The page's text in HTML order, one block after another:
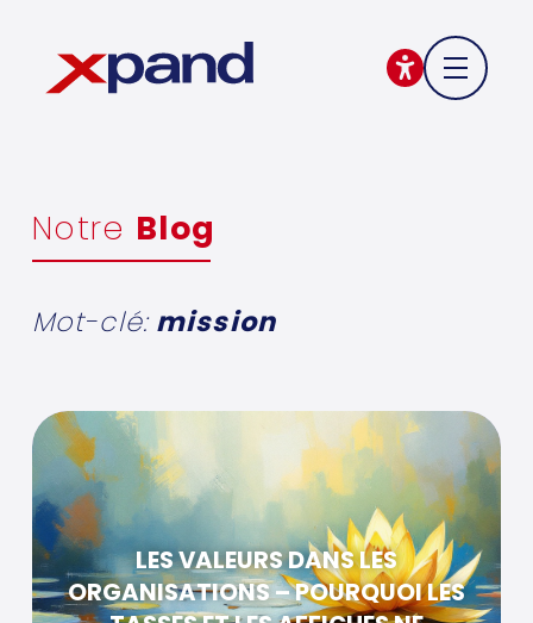
Notre Blog
Mot-clé:mission
LES VALEURS DANS LES
ORGANISATIONS – POURQUOI LES